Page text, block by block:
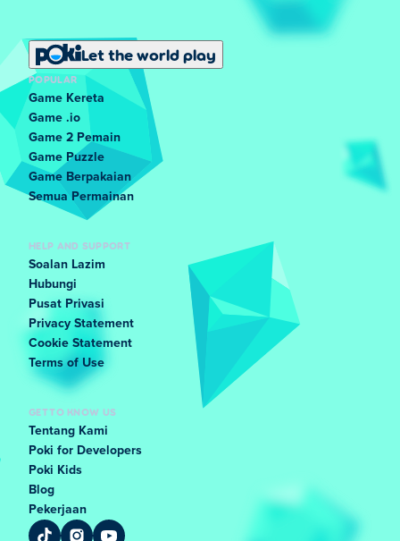
Let the world play
POPULAR
Game Kereta
Game .io
Game 2 Pemain
Game Puzzle
Game Berpakaian
Semua Permainan
HELP AND SUPPORT
Soalan Lazim
Hubungi
Pusat Privasi
Privacy Statement
Cookie Statement
Terms of Use
GET TO KNOW US
Tentang Kami
Poki for Developers
Poki Kids
Blog
Pekerjaan